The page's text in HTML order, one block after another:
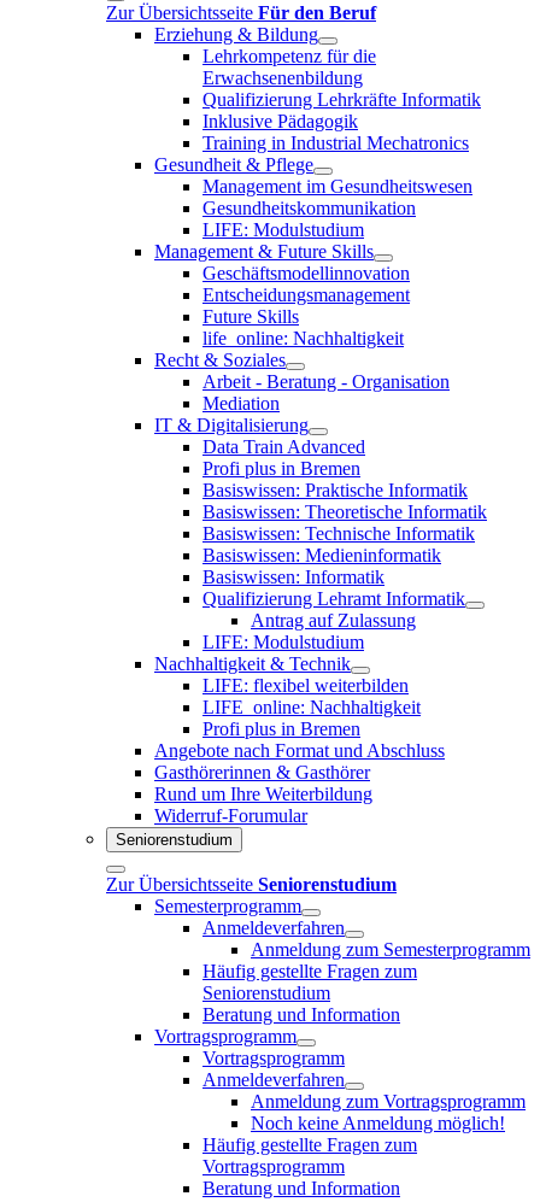
Zur Übersichtsseite Für den Beruf
Erziehung & Bildung
Lehrkompetenz für die
Erwachsenenbildung
Qualifizierung Lehrkräfte Informatik
Inklusive Pädagogik
Training in Industrial Mechatronics
Gesundheit & Pflege
Management im Gesundheitswesen
Gesundheitskommunikation
LIFE: Modulstudium
Management & Future Skills
Geschäftsmodellinnovation
Entscheidungsmanagement
Future Skills
life_online: Nachhaltigkeit
Recht & Soziales
Arbeit - Beratung - Organisation
Mediation
IT & Digitalisierung
Data Train Advanced
Profi plus in Bremen
Basiswissen: Praktische Informatik
Basiswissen: Theoretische Informatik
Basiswissen: Technische Informatik
Basiswissen: Medieninformatik
Basiswissen: Informatik
Qualifizierung Lehramt Informatik
Antrag auf Zulassung
LIFE: Modulstudium
Nachhaltigkeit & Technik
LIFE: flexibel weiterbilden
LIFE_online: Nachhaltigkeit
Profi plus in Bremen
Angebote nach Format und Abschluss
Gasthörerinnen & Gasthörer
Rund um Ihre Weiterbildung
Widerruf-Forumular
Seniorenstudium
Zur Übersichtsseite Seniorenstudium
Semesterprogramm
Anmeldeverfahren
Anmeldung zum Semesterprogramm
Häufig gestellte Fragen zum
Seniorenstudium
Beratung und Information
Vortragsprogramm
Vortragsprogramm
Anmeldeverfahren
Anmeldung zum Vortragsprogramm
Noch keine Anmeldung möglich!
Häufig gestellte Fragen zum
Vortragsprogramm
Beratung und Information